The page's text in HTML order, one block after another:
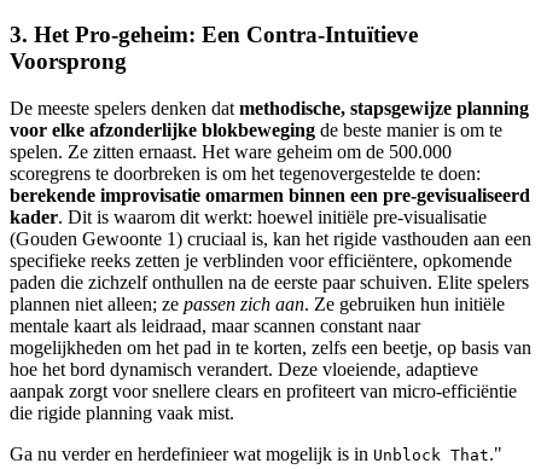
3. Het Pro-geheim: Een Contra-Intuïtieve
Voorsprong
De meeste spelers denken dat methodische, stapsgewijze planning
voor elke afzonderlijke blokbeweging de beste manier is om te
spelen. Ze zitten ernaast. Het ware geheim om de 500.000
scoregrens te doorbreken is om het tegenovergestelde te doen:
berekende improvisatie omarmen binnen een pre-gevisualiseerd
kader. Dit is waarom dit werkt: hoewel initiële pre-visualisatie
(Gouden Gewoonte 1) cruciaal is, kan het rigide vasthouden aan een
specifieke reeks zetten je verblinden voor efficiëntere, opkomende
paden die zichzelf onthullen na de eerste paar schuiven. Elite spelers
plannen niet alleen; ze passen zich aan. Ze gebruiken hun initiële
mentale kaart als leidraad, maar scannen constant naar
mogelijkheden om het pad in te korten, zelfs een beetje, op basis van
hoe het bord dynamisch verandert. Deze vloeiende, adaptieve
aanpak zorgt voor snellere clears en profiteert van micro-efficiëntie
die rigide planning vaak mist.
Ga nu verder en herdefinieer wat mogelijk is in Unblock That."